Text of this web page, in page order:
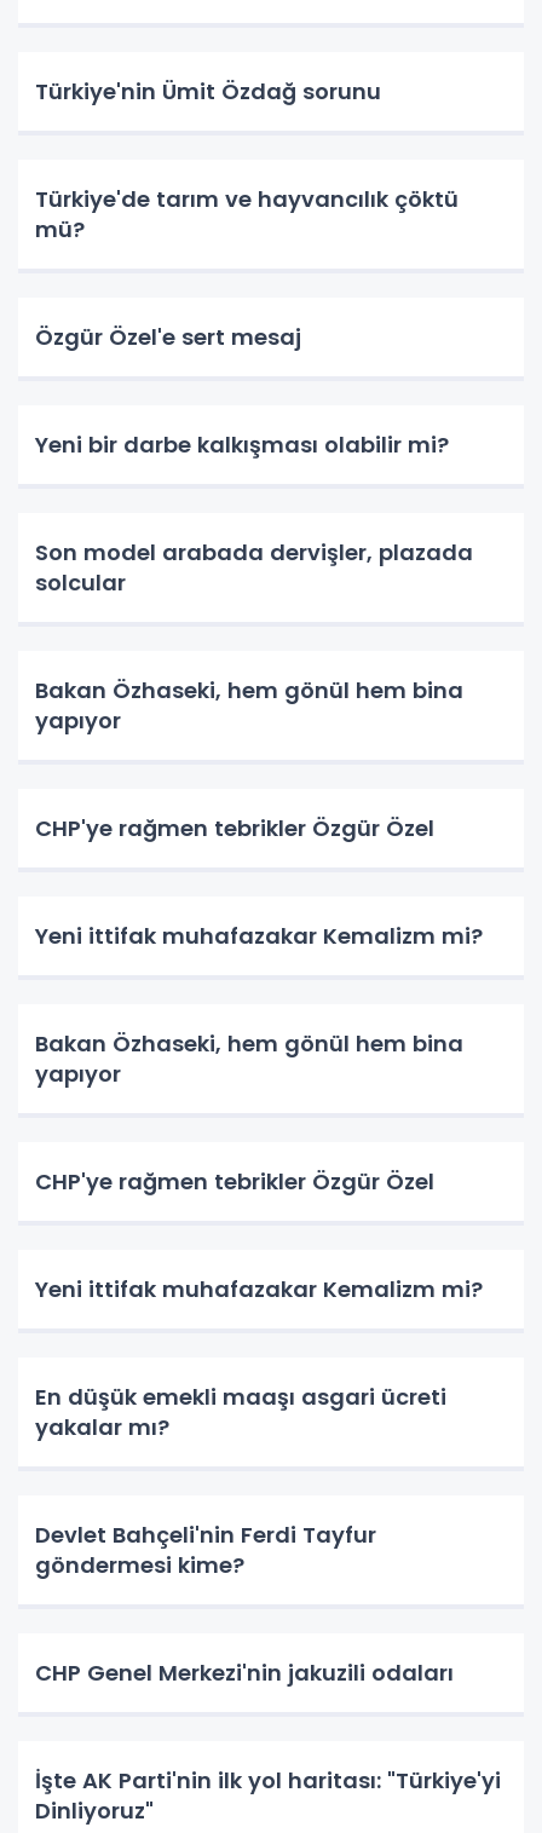
Türkiye'nin Ümit Özdağ sorunu
Türkiye'de tarım ve hayvancılık çöktü
mü?
Özgür Özel'e sert mesaj
Yeni bir darbe kalkışması olabilir mi?
Son model arabada dervişler, plazada
solcular
Bakan Özhaseki, hem gönül hem bina
yapıyor
CHP'ye rağmen tebrikler Özgür Özel
Yeni ittifak muhafazakar Kemalizm mi?
Bakan Özhaseki, hem gönül hem bina
yapıyor
CHP'ye rağmen tebrikler Özgür Özel
Yeni ittifak muhafazakar Kemalizm mi?
En düşük emekli maaşı asgari ücreti
yakalar mı?
Devlet Bahçeli'nin Ferdi Tayfur
göndermesi kime?
CHP Genel Merkezi'nin jakuzili odaları
İşte AK Parti'nin ilk yol haritası: "Türkiye'yi
Dinliyoruz"